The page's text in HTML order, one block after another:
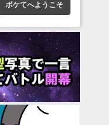
ボケてへようこそ